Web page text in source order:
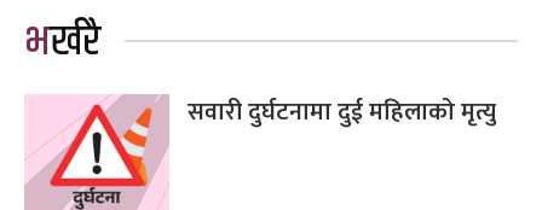
भर्खरै
सवारी दुर्घटनामा दुई महिलाको मृत्यु